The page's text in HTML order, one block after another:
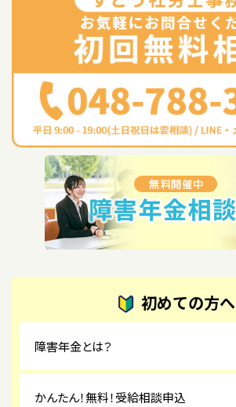
初めての方へ
障害年金とは？
かんたん！無料！受給相談申込